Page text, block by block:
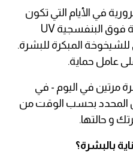
في الأيام التي تكون
فيها البشرة ستتعرض للأشعة فوق البنفسجية UV
المبكرة للبشرة.
عامل حماية.
مرتين في اليوم - في
المحدد بحسب الوقت من
و حالتها.
بالبشرة؟